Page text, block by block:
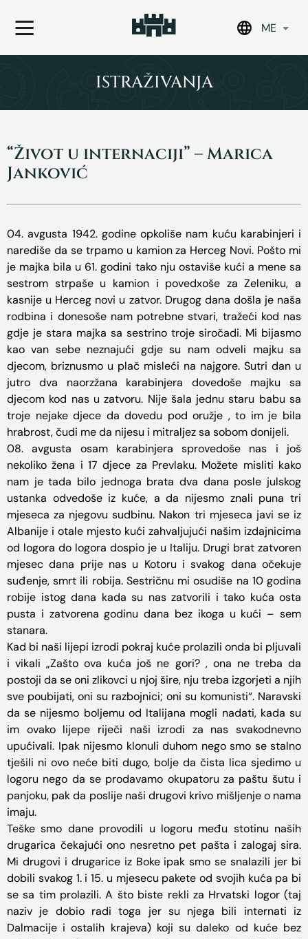
ME
ISTRAŽIVANJA
“Život u internaciji” – Marica
Janković
04. avgusta 1942. godine opkoliše nam kuću karabinjeri i
narediše da se trpamo u kamion za Herceg Novi. Pošto mi
je majka bila u 61. godini tako nju ostaviše kući a mene sa
sestrom strpaše u kamion i povedxoše za Zeleniku, a
kasnije u Herceg novi u zatvor. Drugog dana došla je naša
rodbina i donesoše nam potrebne stvari, tražeći kod nas
gdje je stara majka sa sestrino troje siročadi. Mi bijasmo
kao van sebe neznajući gdje su nam odveli majku sa
djecom, briznusmo u plač misleći na najgore. Sutri dan u
jutro dva naorzžana karabinjera dovedoše majku sa
djecom kod nas u zatvoru. Nije šala jednu staru babu sa
troje nejake djece da dovedu pod oružje , to im je bila
hrabrost, čudi me da nijesu i mitraljez sa sobom donijeli.
08. avgusta osam karabinjera sprovedoše nas i još
nekoliko žena i 17 djece za Prevlaku. Možete misliti kako
nam je tada bilo jednoga brata dva dana posle julskog
ustanka odvedoše iz kuće, a da nijesmo znali puna tri
mjeseca za njegovu sudbinu. Nakon tri mjeseca javi se iz
Albanije i otale mjesto kući zahvaljujući našim izdajnicima
od logora do logora dospio je u Italiju. Drugi brat zatvoren
mjesec dana prije nas u Kotoru i svakog dana očekuje
suđenje, smrt ili robija. Sestričnu mi osudiše na 10 godina
robije istog dana kada su nas zatvorili i tako kuća osta
pusta i zatvorena godinu dana bez ikoga u kući – sem
stanara.
Kad bi naši lijepi izrodi pokraj kuće prolazili onda bi pljuvali
i vikali „Zašto ova kuća još ne gori? , ona ne treba da
postoji da se oni zlikovci u njoj šire, nju treba izgorjeti a njih
sve poubijati, oni su razbojnici; oni su komunisti“. Naravski
da se nijesmo boljemu od Italijana mogli nadati, kada su
im ovako lijepe riječi naši izrodi za nas svakodnevno
upućivali. Ipak nijesmo klonuli duhom nego smo se stalno
tješili ni ovo neće biti dugo, bolje da čista lica sjedimo u
logoru nego da se prodavamo okupatoru za paštu šutu i
panjoku, pak da poslije naši drugovi krivo mišljenje o nama
imaju.
Teške smo dane provodili u logoru među stotinu naših
drugarica čekajući ono nesretno pet pašta i zalogaj sira.
Mi drugovi i drugarice iz Boke ipak smo se snalazili jer bi
dobili svakog 1. i 15. u mjesecu pakete od svojih kuća pa bi
se sa tim prolazili. A što biste rekli za Hrvatski logor (taj
naziv je dobio radi toga jer su njega bili internati iz
Dalmacije i ostalih krajeva) koji su daleko od kuće bez